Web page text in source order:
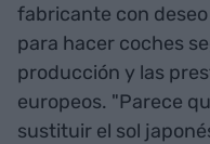
fabricante con
para hacer coches
producción y las
europeos. "Parece
sustituir el sol